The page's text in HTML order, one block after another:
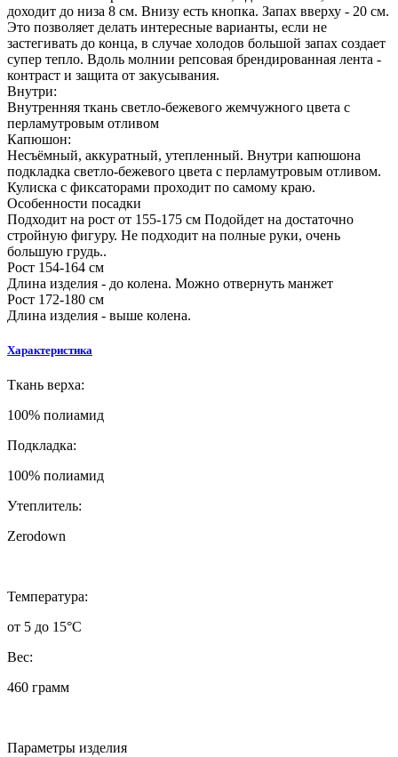
доходит до низа 8 см. Внизу есть кнопка. Запах вверху - 20 см.
Это позволяет делать интересные варианты, если не
застегивать до конца, в случае холодов большой запах создает
супер тепло. Вдоль молнии репсовая брендированная лента -
контраст и защита от закусывания.
Внутри:
Внутренняя ткань светло-бежевого жемчужного цвета с
перламутровым отливом
Капюшон:
Несъёмный, аккуратный, утепленный. Внутри капюшона
подкладка светло-бежевого цвета с перламутровым отливом.
Кулиска с фиксаторами проходит по самому краю.
Особенности посадки
Подходит на рост от 155-175 см Подойдет на достаточно
стройную фигуру. Не подходит на полные руки, очень
большую грудь..
Рост 154-164 см
Длина изделия - до колена. Можно отвернуть манжет
Рост 172-180 см
Длина изделия - выше колена.
Характеристика
Ткань верха:
100% полиамид
Подкладка:
100% полиамид
Утеплитель:
Zerodown
Температура:
от 5 до 15°C
Вес:
460 грамм
Параметры изделия